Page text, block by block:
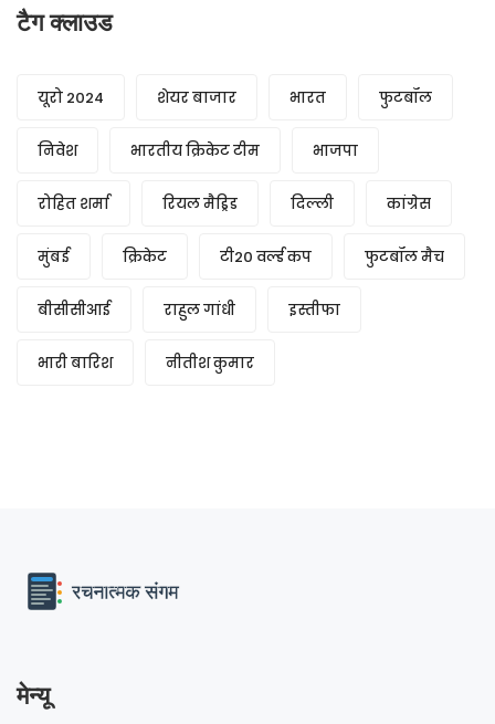
टैग क्लाउड
यूरो 2024 शेयर बाजार भारत फुटबॉल
निवेश भारतीय क्रिकेट टीम भाजपा
रोहित शर्मा रियल मैड्रिड दिल्ली कांग्रेस
मुंबई क्रिकेट टी20 वर्ल्ड कप फुटबॉल मैच
बीसीसीआई राहुल गांधी इस्तीफा
भारी बारिश नीतीश कुमार
मेन्यू